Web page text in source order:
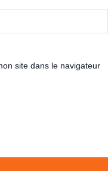
site dans le navigateur